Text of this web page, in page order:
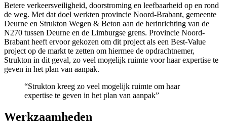
Betere verkeersveiligheid, doorstroming en leefbaarheid op en rond
de weg. Met dat doel werkten provincie Noord-Brabant, gemeente
Deurne en Strukton Wegen & Beton aan de herinrichting van de
N270 tussen Deurne en de Limburgse grens. Provincie Noord-
Brabant heeft ervoor gekozen om dit project als een Best-Value
project op de markt te zetten om hiermee de opdrachtnemer,
Strukton in dit geval, zo veel mogelijk ruimte voor haar expertise te
geven in het plan van aanpak.
“Strukton kreeg zo veel mogelijk ruimte om haar
expertise te geven in het plan van aanpak”
Werkzaamheden